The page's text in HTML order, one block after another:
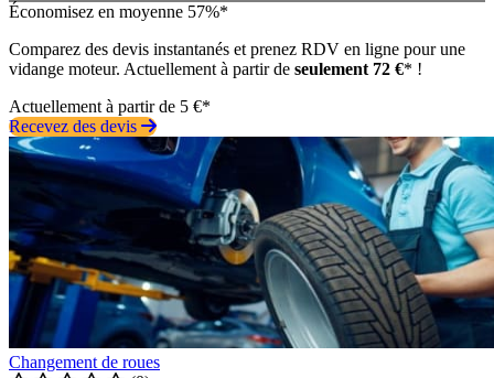
Économisez en moyenne 57%*
Comparez des devis instantanés et prenez RDV en ligne pour une
vidange moteur. Actuellement à partir de seulement 72 €* !
Actuellement à partir de 5 €*
Recevez des devis
Changement de roues